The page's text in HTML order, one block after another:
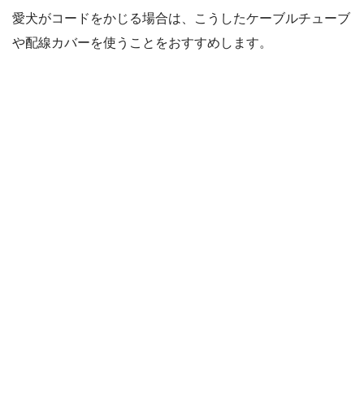
愛犬がコードをかじる場合は、こうしたケーブルチューブ
や配線カバーを使うことをおすすめします。